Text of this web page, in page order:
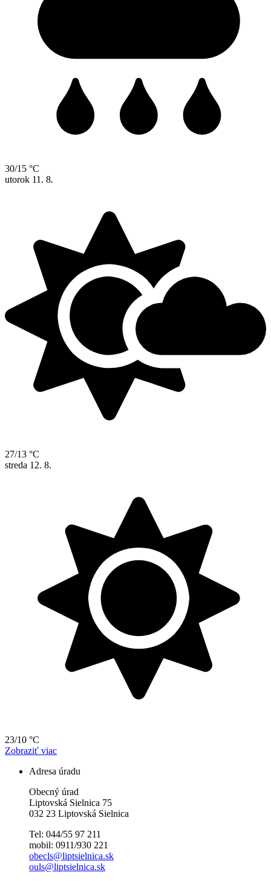
30/15 °C
utorok 11. 8.
27/13 °C
streda 12. 8.
23/10 °C
Zobraziť viac
Adresa úradu
Obecný úrad
Liptovská Sielnica 75
032 23 Liptovská Sielnica
Tel: 044/55 97 211
mobil: 0911/930 221
obecls@liptsielnica.sk
ouls@liptsielnica.sk